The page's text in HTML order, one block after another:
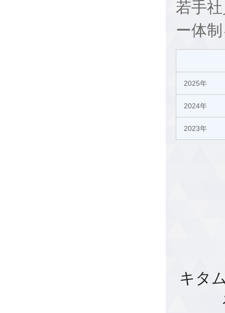
若手
ー体
2025年
2024年
2023年
キタ